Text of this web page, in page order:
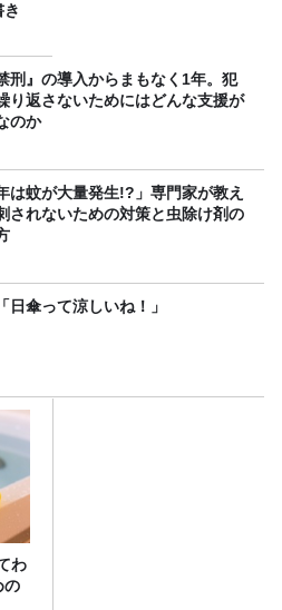
刑』の導入からまもなく1年。犯
り返さないためにはどんな支援が
のか
は蚊が大量発生!?」専門家が教え
されないための対策と虫除け剤の
日傘って涼しいね！」
わ
の